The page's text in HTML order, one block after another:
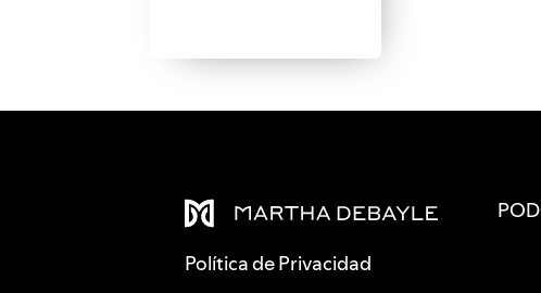
Política de Privacidad